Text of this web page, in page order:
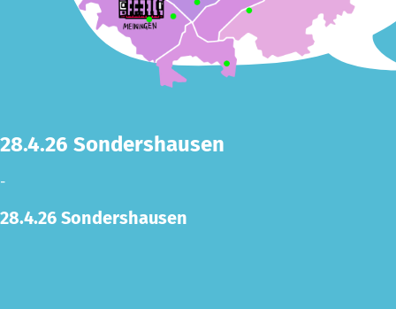
28.4.26 Sondershausen
-
28.4.26 Sondershausen